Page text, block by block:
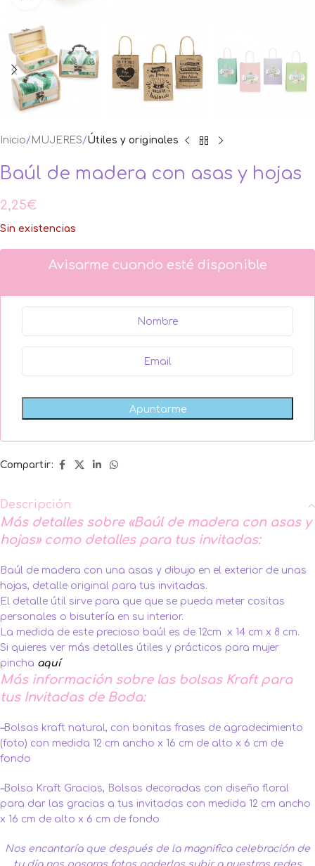
Inicio MUJERES Útiles y originales
Baúl de madera con asas y hojas
2,25€
Sin existencias
Avisarme cuando esté disponible
Compartir:
Descripción
Más detalles sobre «Baúl de madera con asas y
hojas» como detalles para tus invitadas:
Baúl de madera con una asas y dibujo en el exterior de unas
hojas, detalle original para tus invitadas.
El detalle útil sirve para que que se pueda meter cositas
personales o bisutería en su interior.
La medida de este precioso baúl es de 12cm x 14 cm x 8 cm.
Si quieres ver más detalles útiles y prácticos para mujer
pincha aquí
Más información sobre las bolsas Kraft para
tus Invitadas de Boda:
–Bolsas kraft natural, con bonitas frases de agradecimiento
(foto) con medida 12 cm ancho x 16 cm de alto x 6 cm de
fondo
–Bolsa Kraft Gracias, Bolsas decoradas con diseño floral
para dar las gracias a tus invitadas con medida 12 cm ancho
x 16 cm de alto x 6 cm de fondo
Nos encantaría que después de la magnifica celebración de